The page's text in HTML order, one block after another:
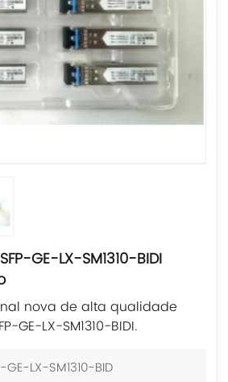
GE-LX-SM1310-BIDI
nova de alta qualidade
GE-LX-SM1310-BIDI.
GE-LX-SM1310-BID